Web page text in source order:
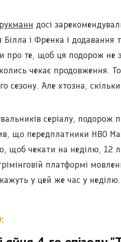
досі
Білла і Френка і
про те, щоб ця подорож не
колись чекає продовження.
сезону. Але хтозна,
серіалу, подорож
що передплатники HBO
щоб чекати на неділю,
платформі
у цей же час у неділю.